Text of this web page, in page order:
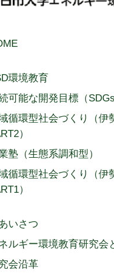
環境教育
可能な開発目標（SDGs
循環型社会づくり（伊
）
塾（生態系調和型）
循環型社会づくり（伊
）
いさつ
ルギー環境教育研究会
会沿革